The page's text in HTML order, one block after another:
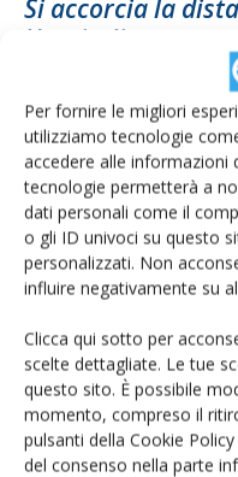
Per fornire le migliori
utilizziamo tecnologie
accedere alle informazioni
tecnologie permetterà a
dati personali come il
o gli ID univoci su questo
personalizzati. Non
influire negativamente su
Clicca qui sotto per
scelte dettagliate. Le tue
questo sito. È possibile
momento, compreso il
pulsanti della Cookie
del consenso nella parte
Si accorcia la
Ue e italiano
11
Sale a 50,33
del latte alla...
Di Francesca Baccino 18 Agosto 2022